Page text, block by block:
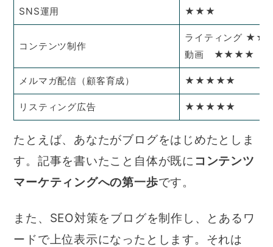
SNS運用 ★★★
コンテンツ制作
ライティング
動画 ★★★★
メルマガ配信（顧客育成） ★★★★★
リスティング広告 ★★★★★
たとえば、あなたがブログをはじめたとしま
す。記事を書いたこと自体が既にコンテンツ
マーケティングへの第一歩です。
また、SEO対策をブログを制作し、とあるワ
ードで上位表示になったとします。それは